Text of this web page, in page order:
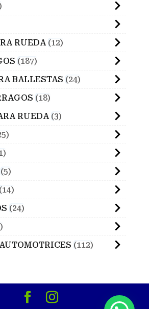
RUEDA 12
187
BALLESTAS 24
18
RUEDA 3
5
14
24
112